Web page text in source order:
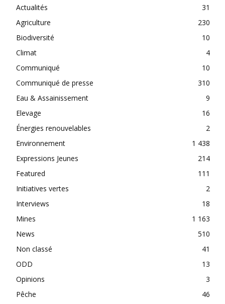
Actualités
31
Agriculture
230
Biodiversité
10
Climat
4
Communiqué
10
Communiqué de presse
310
Eau & Assainissement
9
Elevage
16
Énergies renouvelables
2
Environnement
1 438
Expressions Jeunes
214
Featured
111
Initiatives vertes
2
Interviews
18
Mines
1 163
News
510
Non classé
41
ODD
13
Opinions
3
Pêche
46